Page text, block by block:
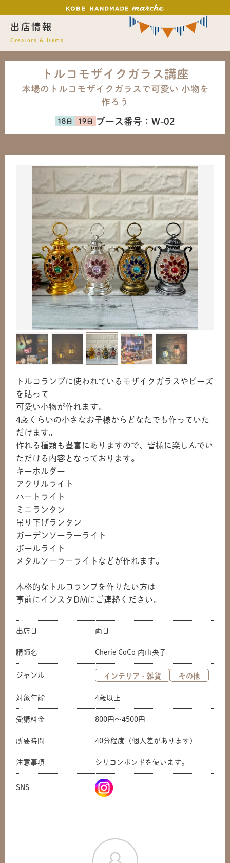
出店情報
Creators & Items
トルコモザイクガラス講座
本場のトルコモザイクガラスで可愛い 小物を
作ろう
ブース番号： W-02
トルコランプに使われているモザイクガラスやビーズ
を貼って
可愛い小物が作れます。
4歳くらいの小さなお子様からどなたでも作っていた
だけます。
作れる種類も豊富にありますので、皆様に楽しんでい
ただける内容となっております。
キーホルダー
アクリルライト
ハートライト
ミニランタン
吊り下げランタン
ガーデンソーラーライト
ボールライト
メタルソーラーライトなどが作れます。
本格的なトルコランプを作りたい方は
事前にインスタDMにご連絡ください。
出店日 両日
講師名 Cherie CoCo 内山央子
ジャンル インテリア・雑貨 その他
対象年齢 4歳以上
受講料金 800円〜4500円
所要時間 40分程度（個人差があります）
注意事項 シリコンボンドを使います。
SNS
共有方法を選択